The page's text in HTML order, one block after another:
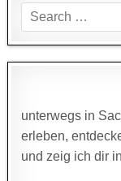
Search
for:
unterwegs in
erleben,
und zeig ich dir